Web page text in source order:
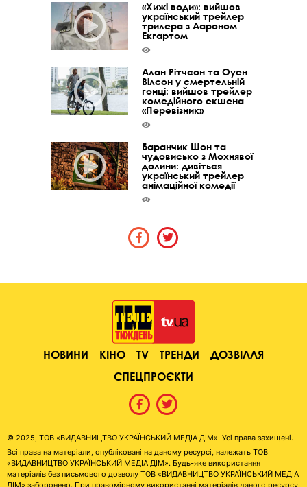
«Хижі води»: вийшов
український трейлер
трилера з Аароном
Екгартом
Алан Рітчсон та Оуен
Вілсон у смертельній
гонці: вийшов трейлер
комедійного екшена
«Перевізник»
Баранчик Шон та
чудовисько з Мохнявої
долини: дивіться
український трейлер
анімаційної комедії
НОВИНИ КІНО TV ТРЕНДИ
ДОЗВІЛЛЯ
СПЕЦПРОЄКТИ
© 2025, ТОВ «ВИДАВНИЦТВО УКРАЇНСЬКИЙ МЕДІА ДІМ». Усі права захищені.
Всі права на матеріали, опубліковані на даному ресурсі, належать ТОВ
«ВИДАВНИЦТВО УКРАЇНСЬКИЙ МЕДІА ДІМ». Будь-яке використання
матеріалів без письмового дозволу ТОВ «ВИДАВНИЦТВО УКРАЇНСЬКИЙ МЕДІА
ДІМ» заборонено. При правомірному використанні матеріалів даного ресурсу